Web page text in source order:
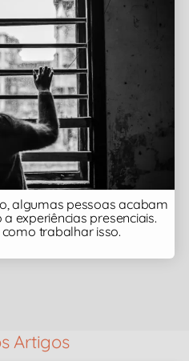
algumas pessoas acabam
experiências presenciais.
trabalhar isso.
Artigos